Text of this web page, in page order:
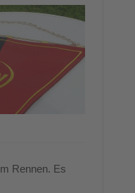
Rennen. Es